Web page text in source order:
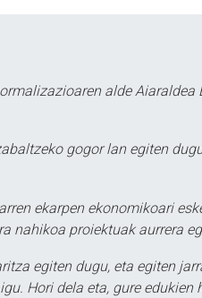
alde Aiaraldea
gogor lan egiten
ekarpen ekonomikoari
nahikoa proiektuak aurrera
egiten dugu, eta egiten
Hori dela eta, gure